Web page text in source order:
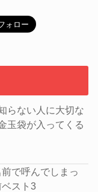
らない人に大切な
玉袋が入ってくる
で呼んでしまっ
スト3